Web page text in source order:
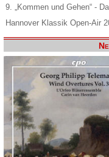
9. „Kommen und Gehen“ -
Hannover Klassik Open-Air